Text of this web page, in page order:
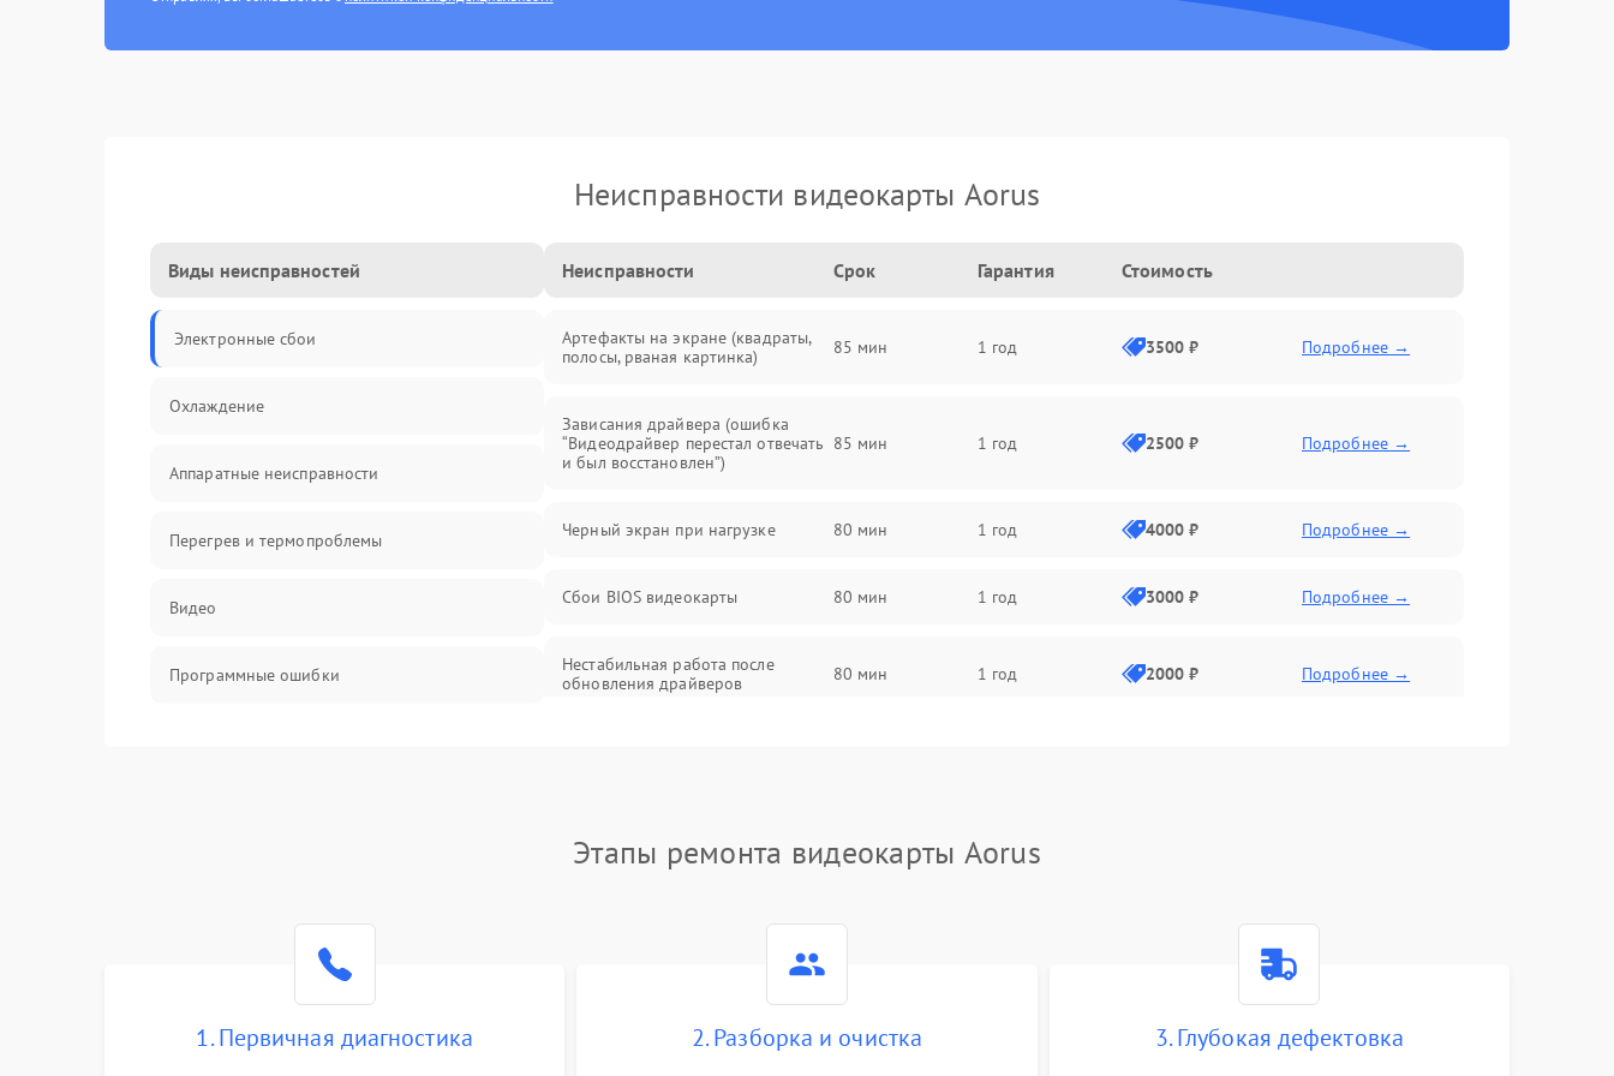
Неисправности видеокарты Aorus
Виды неисправностей
Электронные сбои
Охлаждение
Аппаратные неисправности
Перегрев и термопроблемы
Видео
Программные ошибки
Электронные компоненты
Неисправности Срок Гарантия Стоимость
Артефакты на экране (квадраты,
полосы, рваная картинка)
85 мин 1 год 3500 ₽ Подробнее →
Зависания драйвера (ошибка
“Видеодрайвер перестал отвечать
и был восстановлен”)
85 мин 1 год 2500 ₽ Подробнее →
Черный экран при нагрузке 80 мин 1 год 4000 ₽ Подробнее →
Сбои BIOS видеокарты 80 мин 1 год 3000 ₽ Подробнее →
Нестабильная работа после
обновления драйверов
80 мин 1 год 2000 ₽ Подробнее →
Этапы ремонта видеокарты Aorus
1. Первичная диагностика 2. Разборка и очистка 3. Глубокая дефектовка